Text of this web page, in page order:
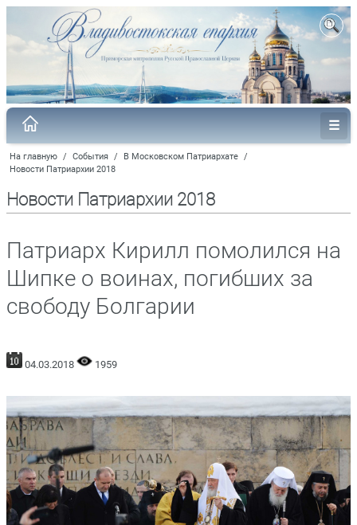
На главную / События / В Московском Патриархате /
Новости Патриархии 2018
Новости Патриархии 2018
Патриарх Кирилл помолился на
Шипке о воинах, погибших за
свободу Болгарии
04.03.2018 1959